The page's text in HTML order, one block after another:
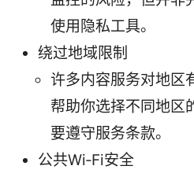
使用隐私工具。
绕过地域限制
许多内容服务对地区
帮助你选择不同地区
要遵守服务条款。
公共Wi‑Fi安全